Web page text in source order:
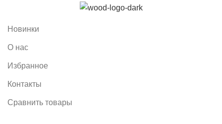
Новинки
О нас
Избранное
Контакты
Сравнить товары